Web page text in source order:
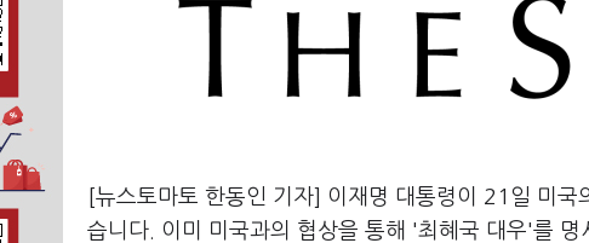
[뉴스토마토 한동인 기자] 이재명 대통령이 21일 미
습니다. 이미 미국과의 협상을 통해 '최혜국 대우'를